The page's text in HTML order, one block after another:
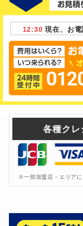
12:30 現在、お
各種クレ
※一部加盟店・エリアに